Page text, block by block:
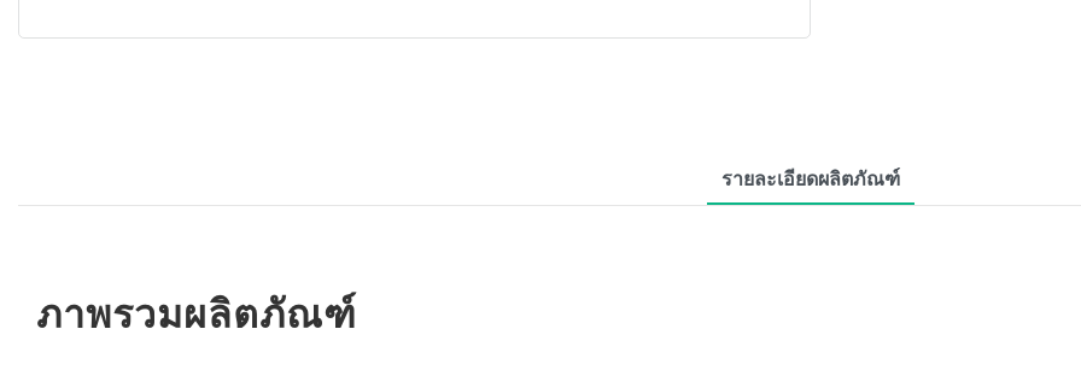
รายละเอียดผลิตภัณฑ์
ภาพรวมผลิตภัณฑ์